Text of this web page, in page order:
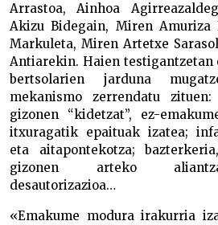
Arrastoa, Ainhoa
Akizu Bidegain, Miren Amuriza
Markuleta, Miren Artetxe
Antiarekin. Haien testigantzetan
bertsolarien jarduna
mekanismo zerrendatu
gizonen “kidetzat”, ez-
itxuragatik epaituak izatea;
eta aitapontekotza;
gizonen arteko
desautorizazioa…
«Emakume modura irakurria